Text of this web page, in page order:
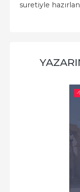
suretiyle
-